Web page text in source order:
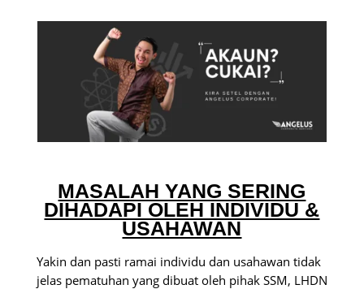
MASALAH YANG SERING
DIHADAPI OLEH INDIVIDU &
USAHAWAN
Yakin dan pasti ramai individu dan usahawan tidak
jelas pematuhan yang dibuat oleh pihak SSM, LHDN